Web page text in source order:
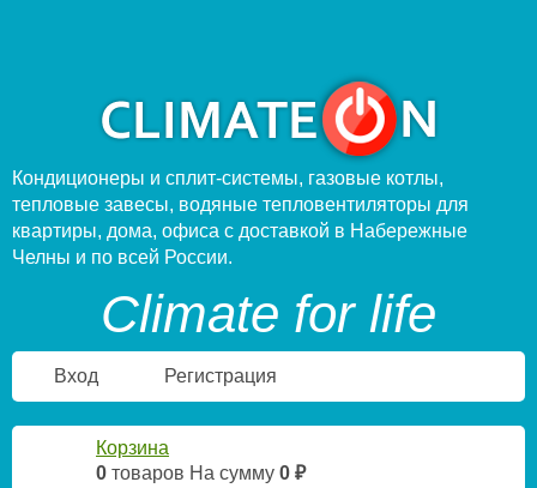
Кондиционеры и сплит-системы, газовые котлы,
тепловые завесы, водяные тепловентиляторы для
квартиры, дома, офиса с доставкой в Набережные
Челны и по всей России.
Climate for life
Вход Регистрация
Корзина
0 товаров На сумму 0 ₽